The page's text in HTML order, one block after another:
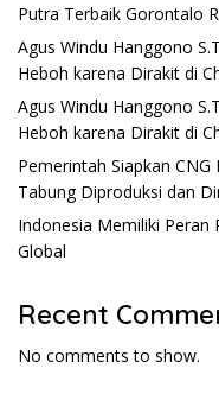
Putra Terbaik Gorontalo
Agus Windu Hanggono
Heboh karena Dirakit di
Agus Windu Hanggono
Heboh karena Dirakit di
Pemerintah Siapkan
Tabung Diproduksi dan
Indonesia Memiliki Peran
Global
Recent
No comments to show.